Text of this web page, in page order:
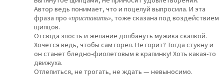
Автор ведь понимает, что и поцелуй выпросила. И эта
фраза про «приставать», тоже сказана под воздействием
щипцов.
Отсюда злость и желание долбануть мужика скалкой.
Хочется ведь, чтобы сам горел. Не горит? Тогда стукну и
он станет бледно-фиолетовым в крапинку! Хоть какая-то
движуха.
Отлепиться, не трогать, не ждать — невыносимо.